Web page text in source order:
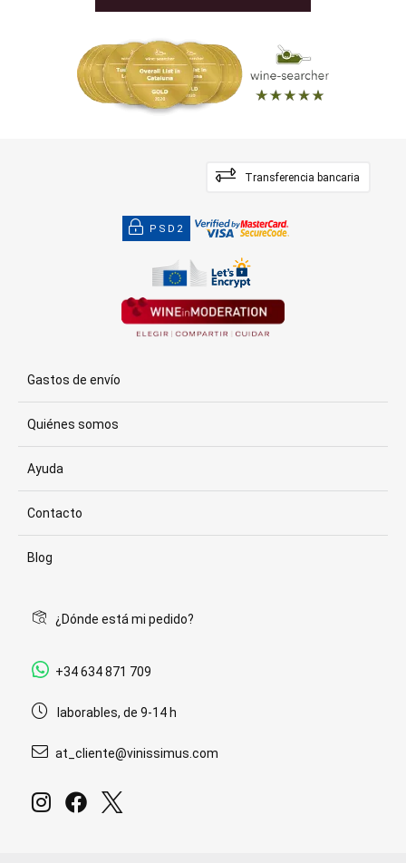
Transferencia bancaria
PSD2
Gastos de envío
Quiénes somos
Ayuda
Contacto
Blog
¿Dónde está mi pedido?
+34 634 871 709
laborables, de 9-14 h
at_cliente@vinissimus.com